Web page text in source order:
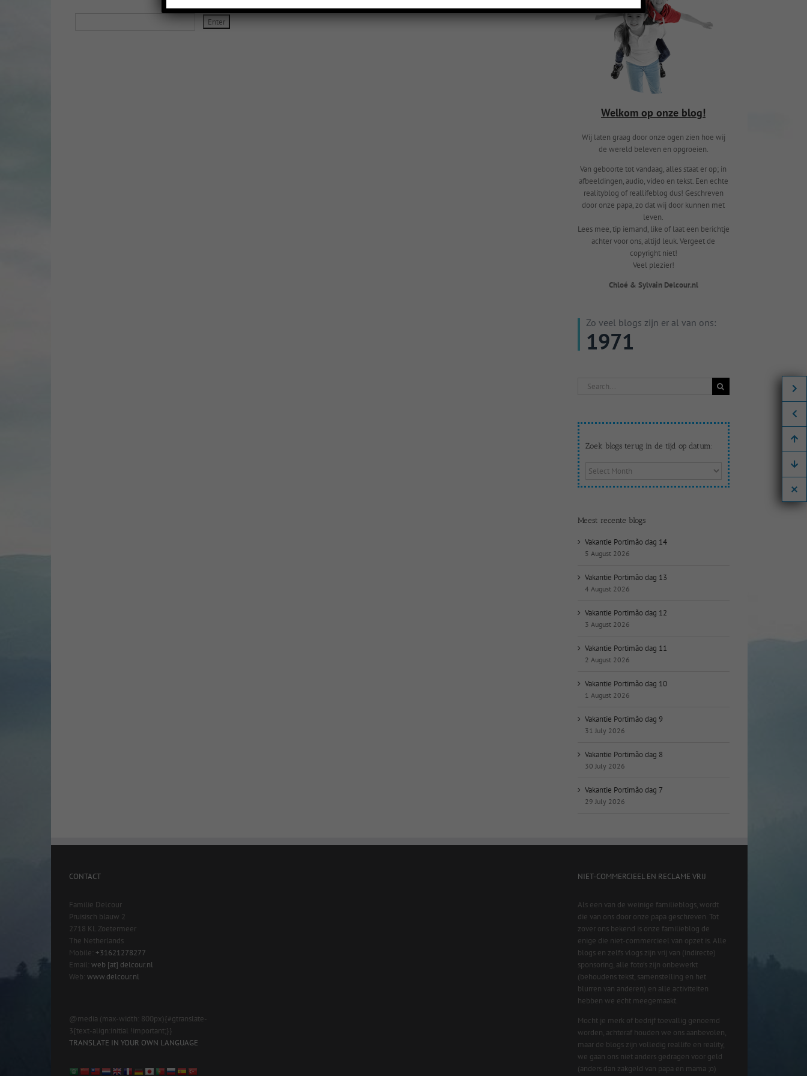
Welkom op onze blog!
Wij laten graag door onze ogen zien hoe wij
de wereld beleven en opgroeien.
Van geboorte tot vandaag, alles staat er op; in
afbeeldingen, audio, video en tekst. Een echte
realityblog of reallifeblog dus! Geschreven
door onze papa, zo dat wij door kunnen met
leven.
Lees mee, tip iemand, like of laat een berichtje
achter voor ons, altijd leuk. Vergeet de
copyright niet!
Veel plezier!
Chloé & Sylvain Delcour.nl
Zo veel blogs zijn er al van ons:
1971
Search
Zoek blogs terug in de tijd op datum:
Zoek
op
datum:
Meest recente blogs
Vakantie Portimão dag 14
5 August 2026
Vakantie Portimão dag 13
4 August 2026
Vakantie Portimão dag 12
3 August 2026
Vakantie Portimão dag 11
2 August 2026
Vakantie Portimão dag 10
1 August 2026
Vakantie Portimão dag 9
31 July 2026
Vakantie Portimão dag 8
30 July 2026
Vakantie Portimão dag 7
29 July 2026
CONTACT
Familie Delcour
Pruisisch blauw 2
2718 KL Zoetermeer
The Netherlands
Mobile: +31621278277
Email: web [at] delcour.nl
Web: www.delcour.nl
@media (max-width: 800px){#gtranslate-
3{text-align:initial !important;}}
TRANSLATE IN YOUR OWN LANGUAGE
NIET-COMMERCIEEL EN RECLAME VRIJ
Als een van de weinige familieblogs, wordt
die van ons door onze papa geschreven. Tot
zover ons bekend is onze familieblog de
enige die niet-commercieel van opzet is. Alle
blogs en zelfs vlogs zijn vrij van (indirecte)
sponsoring, alle foto’s zijn onbewerkt
(behoudens tekst, samenstelling en het
blurren van anderen) en alle activiteiten
hebben we echt meegemaakt.
Mocht je merk of bedrijf toevallig genoemd
worden, achteraf houden we ons aanbevolen,
maar de blogs zijn volledig reallife en reality,
we gaan ons niet anders gedragen voor geld
(anders dan zakgeld van papa en mama ;o)